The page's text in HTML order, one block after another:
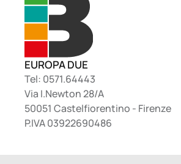
EUROPA DUE
Tel: 0571.64443
Via I.Newton 28/A
50051 Castelfiorentino - Firenze
P.IVA 03922690486